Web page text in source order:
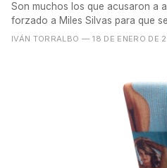
Son muchos los que acusaron a
forzado a Miles Silvas para que
IVÁN TORRALBO — 18 DE ENERO DE